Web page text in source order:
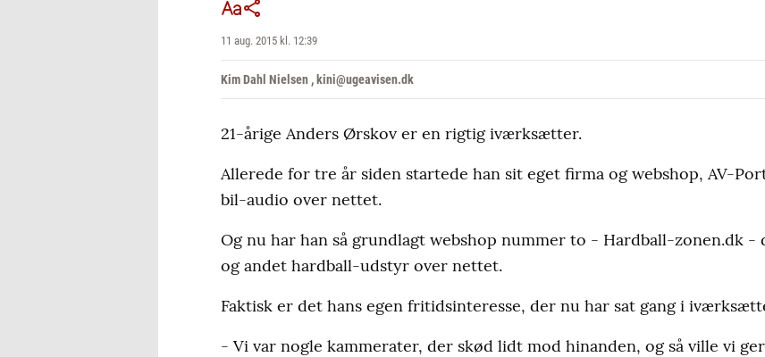
11 aug. 2015 kl. 12:39
Kim Dahl Nielsen , kini@ugeavisen.dk
21-årige Anders Ørskov er en rigtig iværksætter.
Allerede for tre år siden startede han sit eget firma og webshop, AV-
bil-audio over nettet.
Og nu har han så grundlagt webshop nummer to - Hardball-zonen.dk
og andet hardball-udstyr over nettet.
Faktisk er det hans egen fritidsinteresse, der nu har sat gang i
- Vi var nogle kammerater, der skød lidt mod hinanden, og så ville vi